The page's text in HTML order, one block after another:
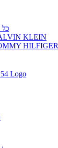
KLEIN
HILFIGER